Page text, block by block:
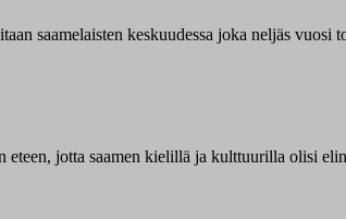
saamelaisten keskuudessa joka neljäs
eteen, jotta saamen kielillä ja kulttuurilla olisi